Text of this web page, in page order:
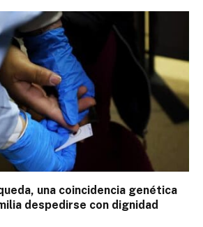
una coincidencia genética
despedirse con dignidad